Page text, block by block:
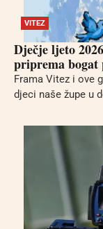
VITEZ
Dječje ljeto
priprema bogat
Frama Vitez i ove
djeci naše župe u